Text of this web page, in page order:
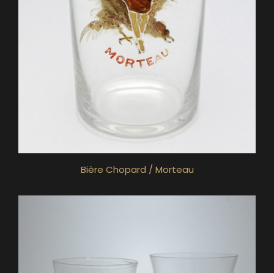
Bière Chopard / Morteau